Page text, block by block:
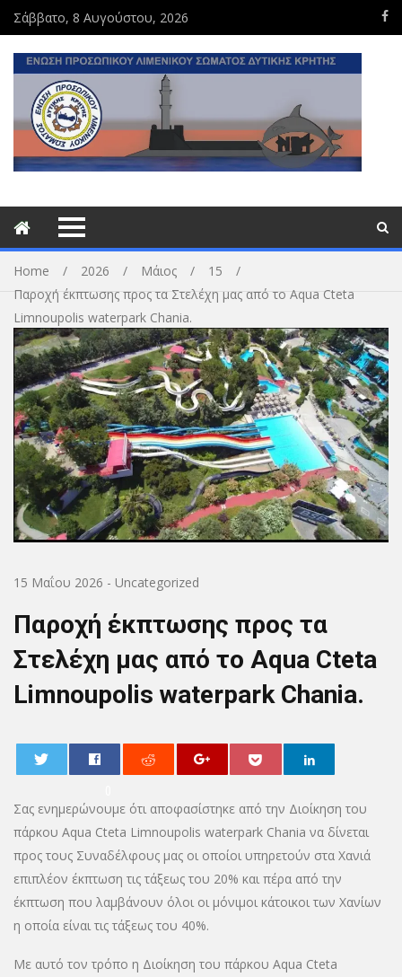
Σάββατο, 8 Αυγούστου, 2026
Home 2026 Μάιος
15
Παροχή έκπτωσης προς τα Στελέχη μας από το Aqua Cteta
Limnoupolis waterpark Chania.
15 Μαΐου 2026 - Uncategorized
Παροχή έκπτωσης προς τα
Στελέχη μας από το Aqua Cteta
Limnoupolis waterpark Chania.
Σας ενημερώνουμε ότι αποφασίστηκε από την Διοίκηση του
πάρκου Aqua Cteta Limnoupolis waterpark Chania να δίνεται
προς τους Συναδέλφους μας οι οποίοι υπηρετούν στα Χανιά
επιπλέον έκπτωση τις τάξεως του 20% και πέρα από την
έκπτωση που λαμβάνουν όλοι οι μόνιμοι κάτοικοι των Χανίων
η οποία είναι τις τάξεως του 40%.
Με αυτό τον τρόπο η Διοίκηση του πάρκου Aqua Cteta